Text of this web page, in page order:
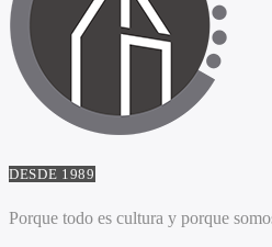
DESDE 1989
Porque todo es cultura y porque